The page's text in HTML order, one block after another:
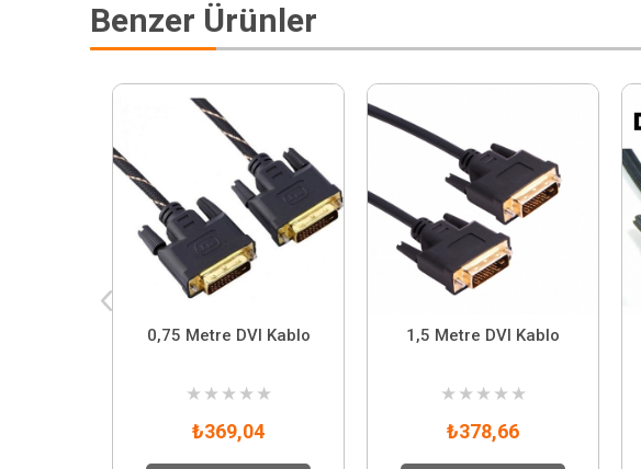
Benzer Ürünler
0,75 Metre DVI Kablo
★ ★ ★ ★ ★
₺369,04
1,5 Metre DVI Kablo
★ ★ ★ ★ ★
₺378,66